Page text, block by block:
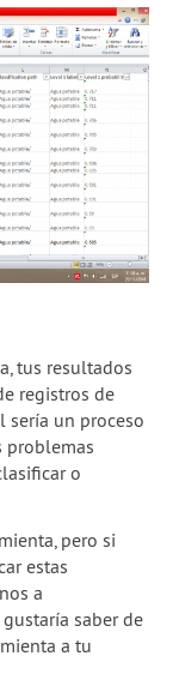
tus resultados
registros de
sería un proceso
problemas
o
pero si
estas
a
saber de
a tu